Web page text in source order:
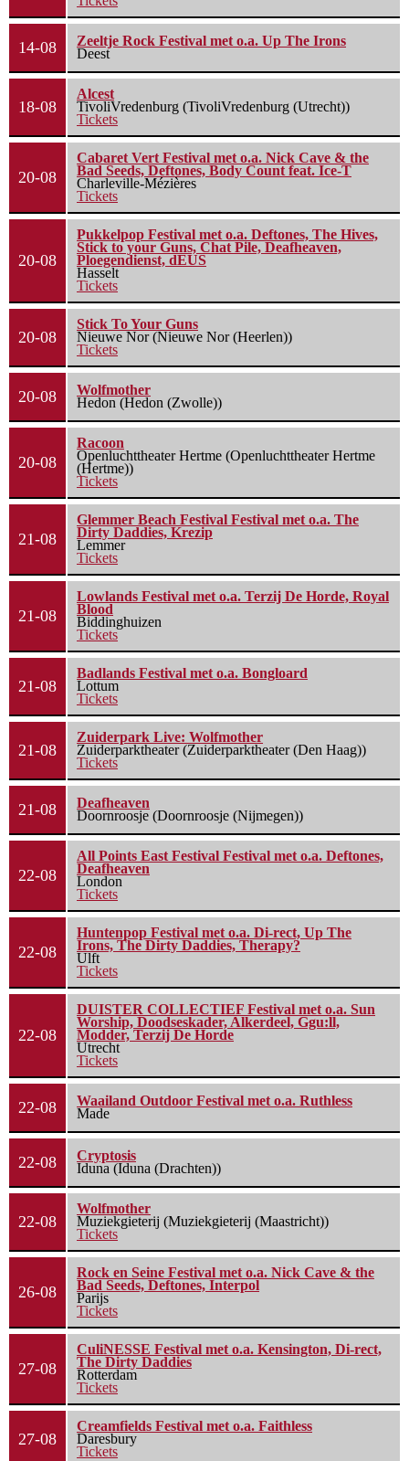
14-08
Zeeltje Rock Festival met o.a. Up The Irons
Deest
18-08
Alcest
TivoliVredenburg (TivoliVredenburg (Utrecht))
Tickets
20-08
Cabaret Vert Festival met o.a. Nick Cave & the
Bad Seeds, Deftones, Body Count feat. Ice-T
Charleville-Mézières
Tickets
20-08
Pukkelpop Festival met o.a. Deftones, The Hives,
Stick to your Guns, Chat Pile, Deafheaven,
Ploegendienst, dEUS
Hasselt
Tickets
20-08
Stick To Your Guns
Nieuwe Nor (Nieuwe Nor (Heerlen))
Tickets
20-08
Wolfmother
Hedon (Hedon (Zwolle))
20-08
Racoon
Openluchttheater Hertme (Openluchttheater Hertme
(Hertme))
Tickets
21-08
Glemmer Beach Festival Festival met o.a. The
Dirty Daddies, Krezip
Lemmer
Tickets
21-08
Lowlands Festival met o.a. Terzij De Horde, Royal
Blood
Biddinghuizen
Tickets
21-08
Badlands Festival met o.a. Bongloard
Lottum
Tickets
21-08
Zuiderpark Live: Wolfmother
Zuiderparktheater (Zuiderparktheater (Den Haag))
Tickets
21-08
Deafheaven
Doornroosje (Doornroosje (Nijmegen))
22-08
All Points East Festival Festival met o.a. Deftones,
Deafheaven
London
Tickets
22-08
Huntenpop Festival met o.a. Di-rect, Up The
Irons, The Dirty Daddies, Therapy?
Ulft
Tickets
22-08
DUISTER COLLECTIEF Festival met o.a. Sun
Worship, Doodseskader, Alkerdeel, Ggu:ll,
Modder, Terzij De Horde
Utrecht
Tickets
22-08
Waailand Outdoor Festival met o.a. Ruthless
Made
22-08
Cryptosis
Iduna (Iduna (Drachten))
22-08
Wolfmother
Muziekgieterij (Muziekgieterij (Maastricht))
Tickets
26-08
Rock en Seine Festival met o.a. Nick Cave & the
Bad Seeds, Deftones, Interpol
Parijs
Tickets
27-08
CuliNESSE Festival met o.a. Kensington, Di-rect,
The Dirty Daddies
Rotterdam
Tickets
27-08
Creamfields Festival met o.a. Faithless
Daresbury
Tickets